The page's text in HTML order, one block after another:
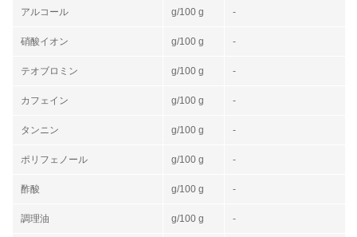
アルコール g/100 g -
硝酸イオン g/100 g -
テオブロミン g/100 g -
カフェイン g/100 g -
タンニン g/100 g -
ポリフェノール g/100 g -
酢酸 g/100 g -
調理油 g/100 g -